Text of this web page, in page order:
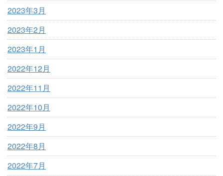
2023年3月
2023年2月
2023年1月
2022年12月
2022年11月
2022年10月
2022年9月
2022年8月
2022年7月